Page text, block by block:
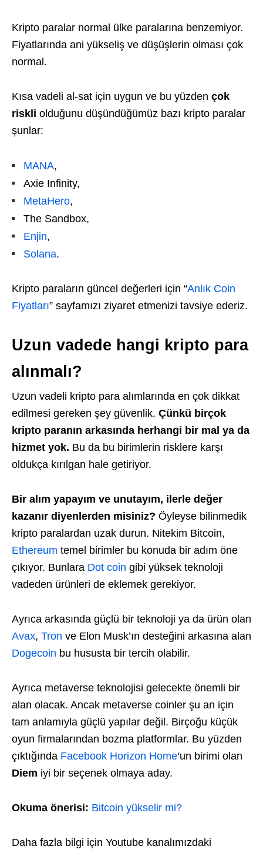
Kripto paralar normal ülke paralarına benzemiyor.
Fiyatlarında ani yükseliş ve düşüşlerin olması çok
normal.
Kısa vadeli al-sat için uygun ve bu yüzden çok
riskli olduğunu düşündüğümüz bazı kripto paralar
şunlar:
MANA,
Axie Infinity,
MetaHero,
The Sandbox,
Enjin,
Solana.
Kripto paraların güncel değerleri için “Anlık Coin
Fiyatları” sayfamızı ziyaret etmenizi tavsiye ederiz.
Uzun vadede hangi kripto para
alınmalı?
Uzun vadeli kripto para alımlarında en çok dikkat
edilmesi gereken şey güvenlik. Çünkü birçok
kripto paranın arkasında herhangi bir mal ya da
hizmet yok. Bu da bu birimlerin risklere karşı
oldukça kırılgan hale getiriyor.
Bir alım yapayım ve unutayım, ilerle değer
kazanır diyenlerden misiniz? Öyleyse bilinmedik
kripto paralardan uzak durun. Nitekim Bitcoin,
Ethereum temel birimler bu konuda bir adım öne
çıkıyor. Bunlara Dot coin gibi yüksek teknoloji
vadeden ürünleri de eklemek gerekiyor.
Ayrıca arkasında güçlü bir teknoloji ya da ürün olan
Avax, Tron ve Elon Musk’ın desteğini arkasına alan
Dogecoin bu hususta bir tercih olabilir.
Ayrıca metaverse teknolojisi gelecekte önemli bir
alan olacak. Ancak metaverse coinler şu an için
tam anlamıyla güçlü yapılar değil. Birçoğu küçük
oyun firmalarından bozma platformlar. Bu yüzden
çıktığında Facebook Horizon Home‘un birimi olan
Diem iyi bir seçenek olmaya aday.
Okuma önerisi: Bitcoin yükselir mi?
Daha fazla bilgi için Youtube kanalımızdaki